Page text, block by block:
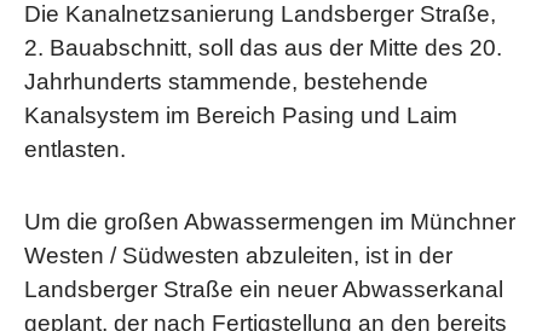
Die Kanalnetzsanierung Landsberger Straße,
2. Bauabschnitt, soll das aus der Mitte des 20.
Jahrhunderts stammende, bestehende
Kanalsystem im Bereich Pasing und Laim
entlasten.
Um die großen Abwassermengen im Münchner
Westen / Südwesten abzuleiten, ist in der
Landsberger Straße ein neuer Abwasserkanal
geplant, der nach Fertigstellung an den bereits